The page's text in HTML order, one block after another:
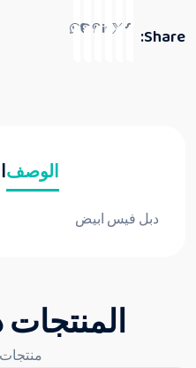
Share:
الوصف
دبل فيس ابيض